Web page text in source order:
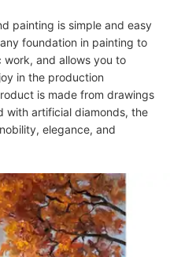
painting is simple and easy
foundation in painting to
and allows you to
in the production
is made from drawings
with artificial diamonds, the
elegance, and